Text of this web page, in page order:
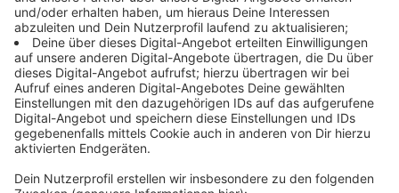
Kreuzungsbereich übersichtlicher gestaltet und eine
Verkehrsinsel gebaut. Außerdem wurde der Radweg
von der Düssel bis zum Kamper Weg verbreitert und
erneuert. Die Stadt lässt sich den Umbau 345.000 Euro
kosten.